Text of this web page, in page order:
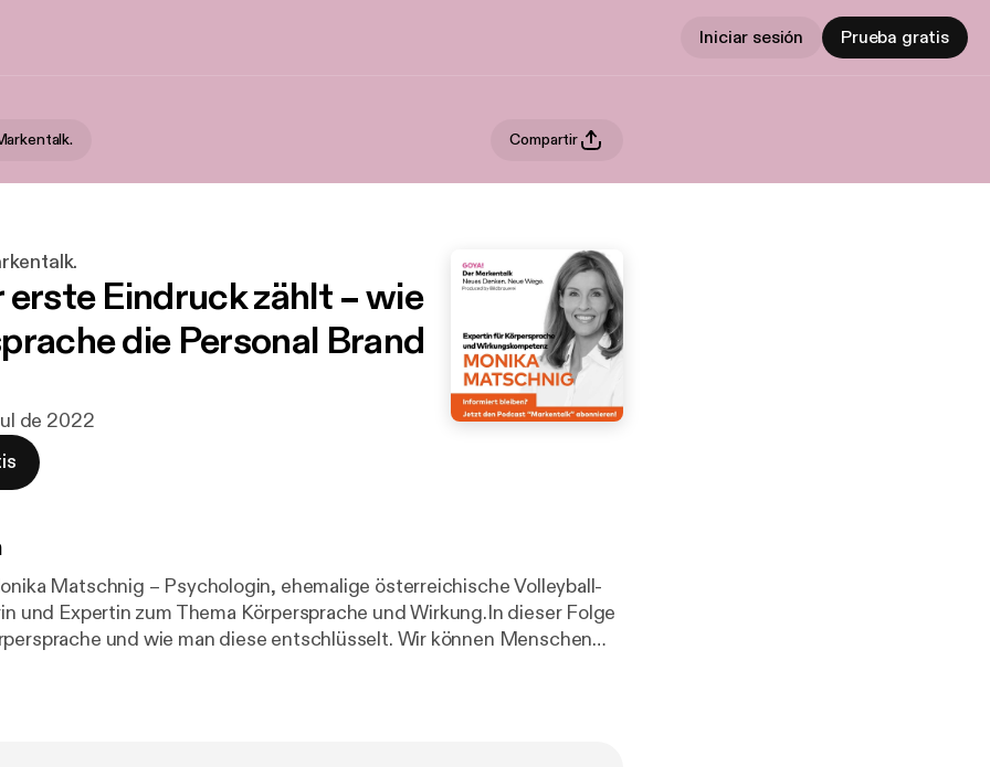
Iniciar sesión Prueba gratis
Compartir
Eindruck zählt – wie
die Personal Brand
de 2022
Matschnig – Psychologin, ehemalige österreichische Volleyball-
und Expertin zum Thema Körpersprache und Wirkung.In dieser Folge
und wie man diese entschlüsselt. Wir können Menschen
gibt uns hierzu Tipps an die Hand und wir